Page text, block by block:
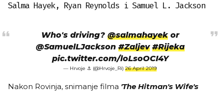
Salma Hayek, Ryan Reynolds i Samuel L. Jackson
Who's driving? @salmahayekor
@SamuelLJackson #Zaljev #Rijeka
pic.twitter.com/loLsoOCI4Y
— Hrvoje ⚓ (@Hrvoje_Ri) 26 April 2019
Nakon Rovinja, snimanje filma 'The Hitman's Wife's